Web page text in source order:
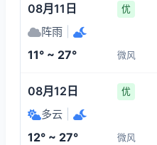
08月11日 优
阵雨
11° ~ 27° 微风
08月12日 优
多云
12° ~ 27° 微风